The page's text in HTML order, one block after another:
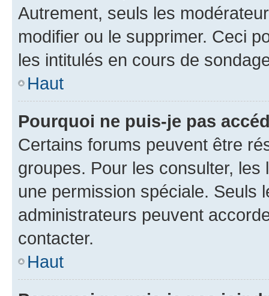
Autrement, seuls les
modifier ou le supprimer. Ceci
les intitulés en cours de
Haut
Pourquoi ne puis-je pas
Certains forums peuvent être
groupes. Pour les consulter,
une permission spéciale. Seuls
administrateurs peuvent
contacter.
Haut